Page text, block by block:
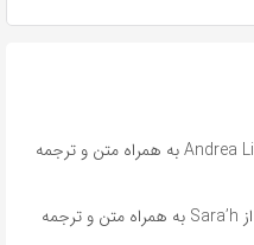
آهنگ فرانسوی Près de toi از Andrea Lindsay به همراه متن و ترجمه
آهنگ فرانسوی L’encre de tes yeux از Sara’h به همراه متن و ترجمه